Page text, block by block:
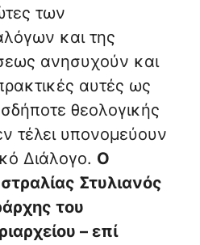
των
και της
ανησυχούν και
αυτές ως
θεολογικής
τέλει υπονομεύουν
Διάλογο. Ο
Στυλιανός
του
– επί